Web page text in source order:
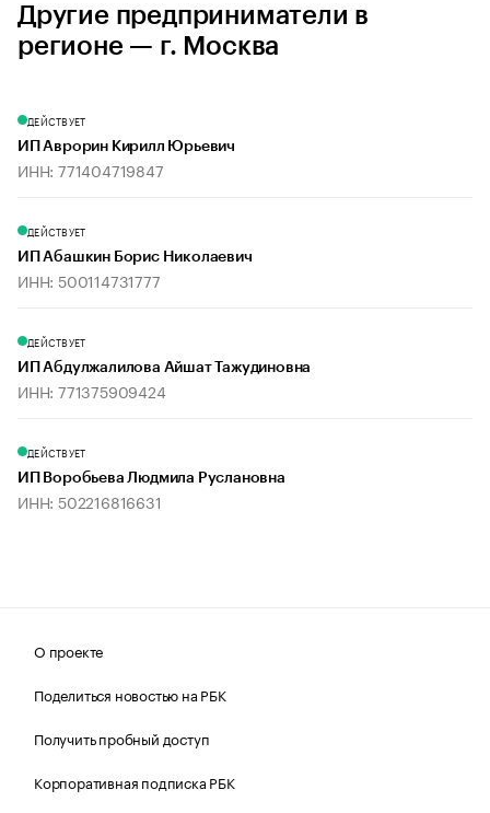
Другие предприниматели в
регионе — г. Москва
ДЕЙСТВУЕТ
ИП Аврорин Кирилл Юрьевич
ИНН: 771404719847
ДЕЙСТВУЕТ
ИП Абашкин Борис Николаевич
ИНН: 500114731777
ДЕЙСТВУЕТ
ИП Абдулжалилова Айшат Тажудиновна
ИНН: 771375909424
ДЕЙСТВУЕТ
ИП Воробьева Людмила Руслановна
ИНН: 502216816631
О проекте
Поделиться новостью на РБК
Получить пробный доступ
Корпоративная подписка РБК